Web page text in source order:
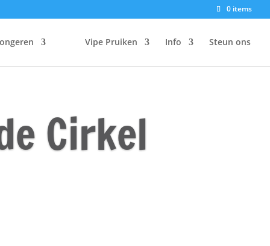
0 items
Vipe Pruiken Info Steun ons
Cirkel